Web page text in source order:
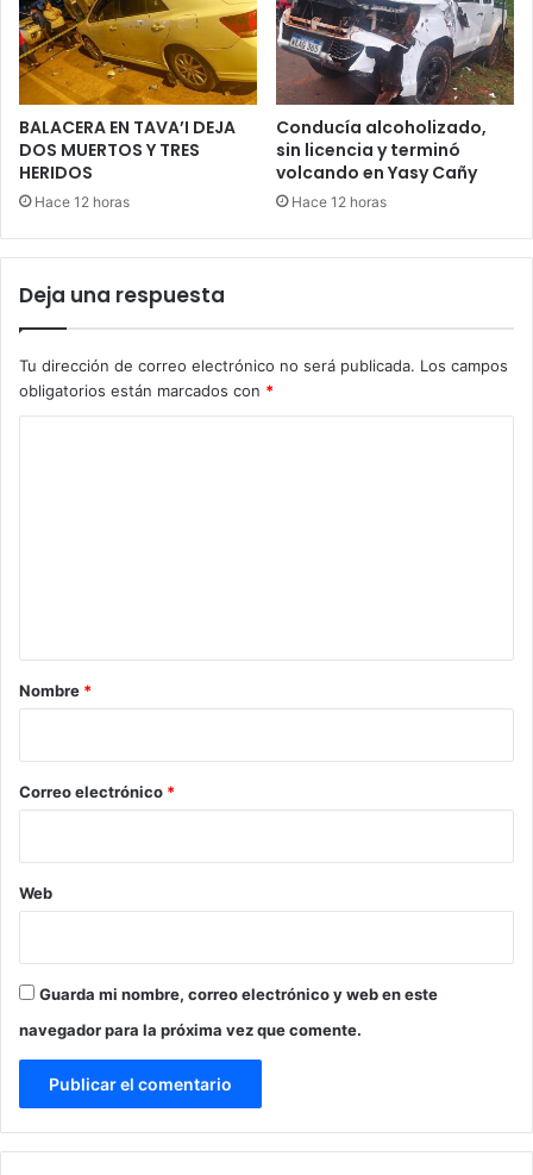
BALACERA EN TAVA’I DEJA
DOS MUERTOS Y TRES
HERIDOS
Hace 12 horas
Conducía alcoholizado,
sin licencia y terminó
volcando en Yasy Cañy
Hace 12 horas
Deja una respuesta
Tu dirección de correo electrónico no será publicada. Los campos
obligatorios están marcados con *
r
*
Nombre *
Correo electrónico *
Web
Guarda mi nombre, correo electrónico y web en este
navegador para la próxima vez que comente.